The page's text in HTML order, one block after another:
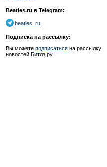
Beatles.ru в Telegram:
beatles_ru
Подписка на рассылку:
Вы можете подписаться на рассылку
новостей Битлз.ру